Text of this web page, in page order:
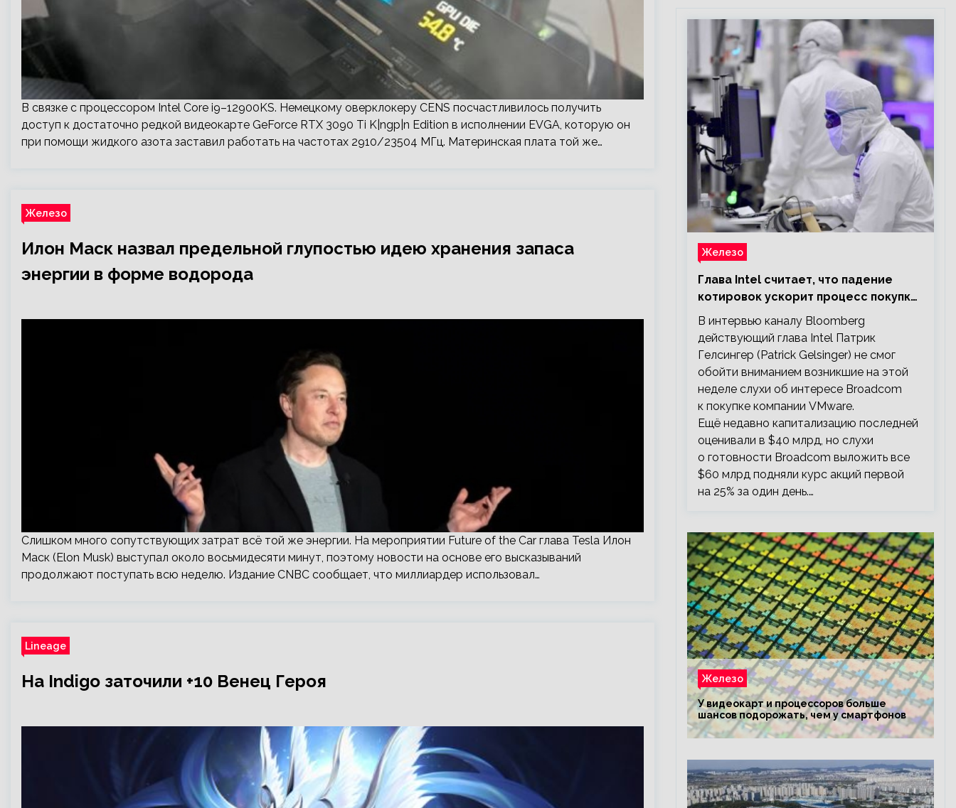
В связке с процессором Intel Core i9–12900KS. Немецкому оверклокеру CENS посчастливилось получить
доступ к достаточно редкой видеокарте GeForce RTX 3090 Ti K|ngp|n Edition в исполнении EVGA, которую он
при помощи жидкого азота заставил работать на частотах 2910/23504 МГц. Материнская плата той же…
Железо
Илон Маск назвал предельной глупостью идею хранения запаса
энергии в форме водорода
Слишком много сопутствующих затрат всё той же энергии. На мероприятии Future of the Car глава Tesla Илон
Маск (Elon Musk) выступал около восьмидесяти минут, поэтому новости на основе его высказываний
продолжают поступать всю неделю. Издание CNBC сообщает, что миллиардер использовал…
Lineage
На Indigo заточили +10 Венец Героя
Железо
Глава Intel считает, что падение
котировок ускорит процесс покупки
мелких компаний крупными
В интервью каналу Bloomberg
действующий глава Intel Патрик
Гелсингер (Patrick Gelsinger) не смог
обойти вниманием возникшие на этой
неделе слухи об интересе Broadcom
к покупке компании VMware.
Ещё недавно капитализацию последней
оценивали в $40 млрд, но слухи
о готовности Broadcom выложить все
$60 млрд подняли курс акций первой
на 25% за один день.…
Железо
У видеокарт и процессоров больше
шансов подорожать, чем у смартфонов